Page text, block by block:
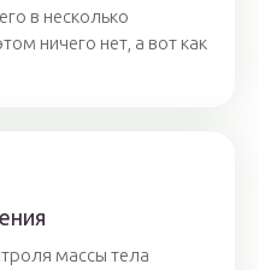
в несколько
ничего нет, а вот как
массы тела